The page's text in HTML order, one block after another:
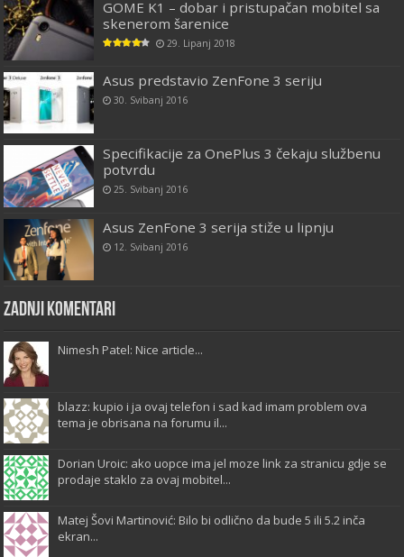
GOME K1 – dobar i pristupačan mobitel sa
skenerom šarenice
29. Lipanj 2018
Asus predstavio ZenFone 3 seriju
30. Svibanj 2016
Specifikacije za OnePlus 3 čekaju službenu
potvrdu
25. Svibanj 2016
Asus ZenFone 3 serija stiže u lipnju
12. Svibanj 2016
Zadnji komentari
Nimesh Patel: Nice article...
blazz: kupio i ja ovaj telefon i sad kad imam problem ova
tema je obrisana na forumu il...
Dorian Uroic: ako uopce ima jel moze link za stranicu gdje se
prodaje staklo za ovaj mobitel...
Matej Šovi Martinović: Bilo bi odlično da bude 5 ili 5.2 inča
ekran...